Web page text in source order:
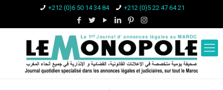
+212 (0)6 50 14 34 84 +212 (0)5 22 47 64 21